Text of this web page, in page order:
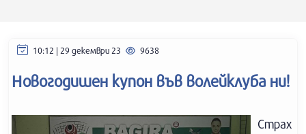
10:12 | 29 декември 23 9638
Новогодишен купон във волейклуба ни!
Страх